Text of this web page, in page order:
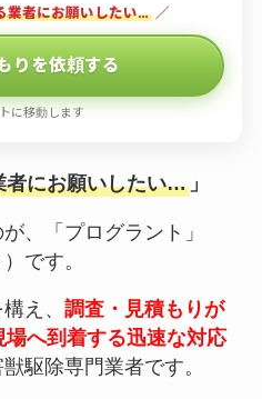
業者にお願いしたい… ／
りを依頼する
に移動します
者にお願いしたい…」
、「プログラント」
です。
え、 調査・見積もりが
へ到着する迅速な対応
駆除専門業者です。